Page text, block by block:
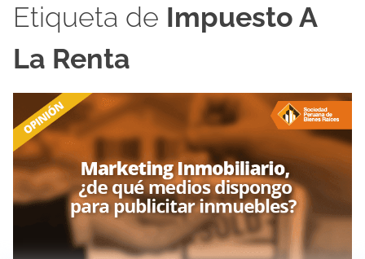
Etiqueta de Impuesto A
La Renta